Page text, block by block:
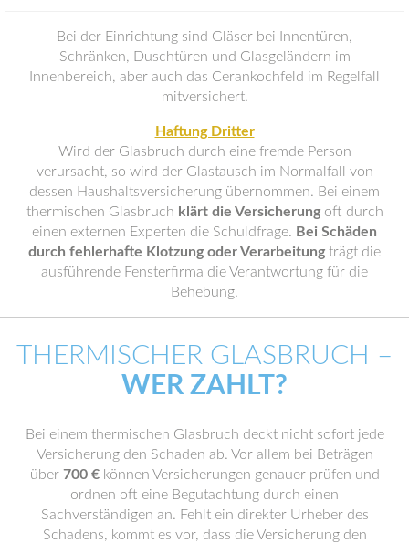
Bei der Einrichtung sind Gläser bei Innentüren,
Schränken, Duschtüren und Glasgeländern im
Innenbereich, aber auch das Cerankochfeld im Regelfall
mitversichert.
Haftung Dritter
Wird der Glasbruch durch eine fremde Person
verursacht, so wird der Glastausch im Normalfall von
dessen Haushaltsversicherung übernommen. Bei einem
thermischen Glasbruch klärt die Versicherungoft durch
einen externen Experten die Schuldfrage. Bei Schäden
durch fehlerhafte Klotzung oder Verarbeitung trägt die
ausführende Fensterfirma die Verantwortung für die
Behebung.
THERMISCHER GLASBRUCH –
WER ZAHLT?
Bei einem thermischen Glasbruch deckt nicht sofort jede
Versicherung den Schaden ab. Vor allem bei Beträgen
über 700 €können Versicherungen genauer prüfen und
ordnen oft eine Begutachtung durch einen
Sachverständigen an. Fehlt ein direkter Urheber des
Schadens, kommt es vor, dass die Versicherung den